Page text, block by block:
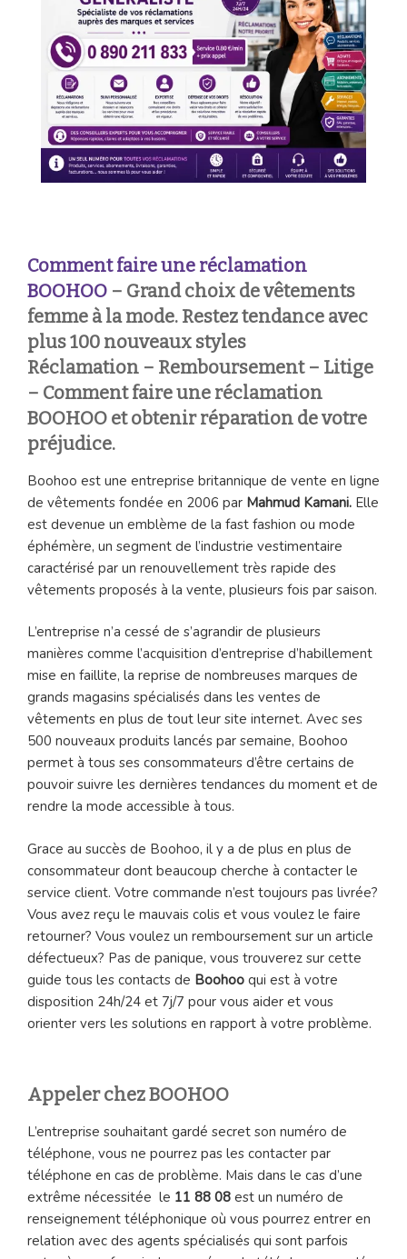
Comment faire une réclamation
BOOHOO – Grand choix de vêtements
femme à la mode. Restez tendance avec
plus 100 nouveaux styles
Réclamation – Remboursement – Litige
– Comment faire une réclamation
BOOHOO et obtenir réparation de votre
préjudice.
Boohoo est une entreprise britannique de vente en ligne
de vêtements fondée en 2006 par Mahmud Kamani. Elle
est devenue un emblème de la fast fashion ou mode
éphémère, un segment de l’industrie vestimentaire
caractérisé par un renouvellement très rapide des
vêtements proposés à la vente, plusieurs fois par saison.
L’entreprise n’a cessé de s’agrandir de plusieurs
manières comme l’acquisition d’entreprise d’habillement
mise en faillite, la reprise de nombreuses marques de
grands magasins spécialisés dans les ventes de
vêtements en plus de tout leur site internet. Avec ses
500 nouveaux produits lancés par semaine, Boohoo
permet à tous ses consommateurs d’être certains de
pouvoir suivre les dernières tendances du moment et de
rendre la mode accessible à tous.
Grace au succès de Boohoo, il y a de plus en plus de
consommateur dont beaucoup cherche à contacter le
service client. Votre commande n’est toujours pas livrée?
Vous avez reçu le mauvais colis et vous voulez le faire
retourner? Vous voulez un remboursement sur un article
défectueux? Pas de panique, vous trouverez sur cette
guide tous les contacts de Boohoo qui est à votre
disposition 24h/24 et 7j/7 pour vous aider et vous
orienter vers les solutions en rapport à votre problème.
Appeler chez BOOHOO
L’entreprise souhaitant gardé secret son numéro de
téléphone, vous ne pourrez pas les contacter par
téléphone en cas de problème. Mais dans le cas d’une
extrême nécessitée le 11 88 08 est un numéro de
renseignement téléphonique où vous pourrez entrer en
relation avec des agents spécialisés qui sont parfois